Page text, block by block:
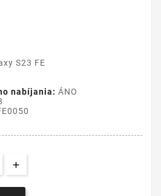
S23 FE
nabíjania: ÁNO